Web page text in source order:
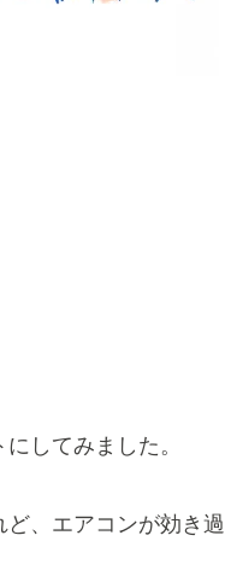
してみました。
、エアコンが効き